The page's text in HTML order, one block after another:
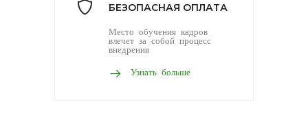
БЕЗОПАСНАЯ ОПЛАТА
Место обучения кадров
влечет за собой процесс
внедрения
Узнать больше